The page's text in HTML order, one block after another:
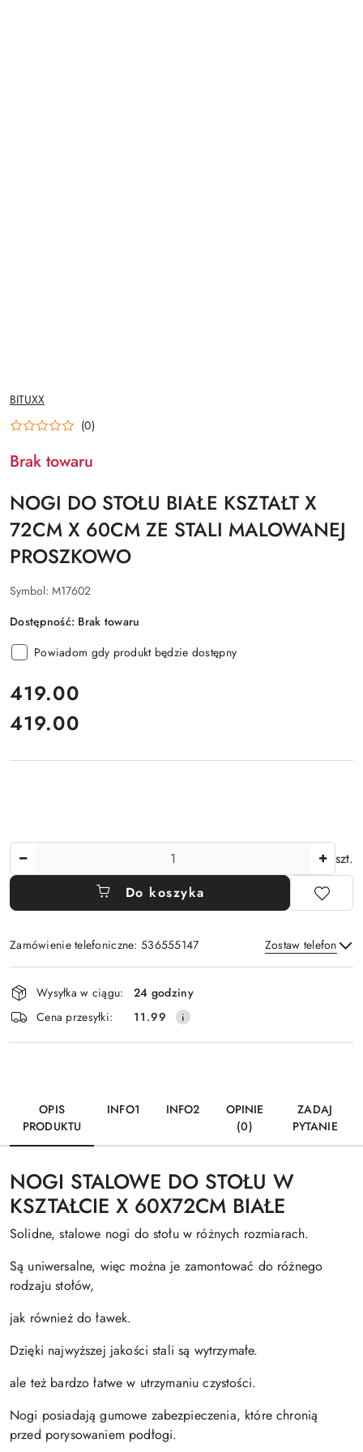
NAZWA
PRODUCENTA:
BITUXX
(0)
Brak towaru
NOGI DO STOŁU BIAŁE KSZTAŁT X
72CM X 60CM ZE STALI MALOWANEJ
PROSZKOWO
Symbol: M17602
Dostępność: Brak towaru
Powiadom gdy produkt będzie dostępny
cena:
419.00
Cena:
419.00
szt.
Do koszyka
Zamówienie telefoniczne: 536555147 Zostaw telefon
Wyślij
Dostępność
i
dostawa
Wysyłka w ciągu:
24 godziny
Cena przesyłki:
11.99
OPIS
PRODUKTU
INFO1 INFO2
OPINIE
(0)
ZADAJ
PYTANIE
NOGI STALOWE DO STOŁU W
KSZTAŁCIE X 60X72CM BIAŁE
Solidne, stalowe nogi do stołu w różnych rozmiarach.
Są uniwersalne, więc można je zamontować do różnego
rodzaju stołów,
jak również do ławek.
Dzięki najwyższej jakości stali są wytrzymałe.
ale też bardzo łatwe w utrzymaniu czystości.
Nogi posiadają gumowe zabezpieczenia, które chronią
przed porysowaniem podłogi.